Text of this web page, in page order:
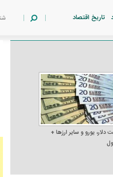
تاریخ اقتصاد
شنبه
دلار، یورو و سایر ارز‌ها +